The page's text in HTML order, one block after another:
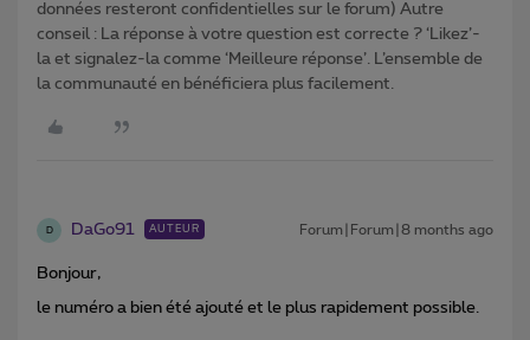
données resteront confidentielles sur le forum) Autre
conseil : La réponse à votre question est correcte ? ‘Likez’-
la et signalez-la comme ‘Meilleure réponse’. L’ensemble de
la communauté en bénéficiera plus facilement.
D DaGo91 AUTEUR Forum|Forum|8 months ago
Bonjour,
le numéro a bien été ajouté et le plus rapidement possible.